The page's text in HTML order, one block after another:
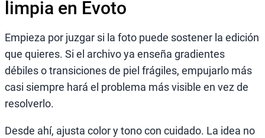
limpia en Evoto
Empieza por juzgar si la foto puede sostener la edición
que quieres. Si el archivo ya enseña gradientes
débiles o transiciones de piel frágiles, empujarlo más
casi siempre hará el problema más visible en vez de
resolverlo.
Desde ahí, ajusta color y tono con cuidado. La idea no